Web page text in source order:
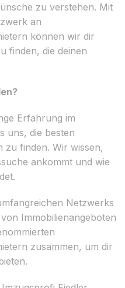
zu verstehen. Mit
an
können wir dir
finden, die deinen
Erfahrung im
uns, die besten
zu finden. Wir wissen,
ankommt und wie
Netzwerks
Immobilienangeboten
zusammen, um dir